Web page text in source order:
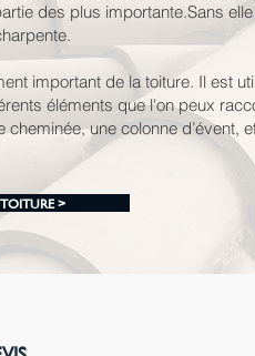
des plus importante.Sans
important de la toiture. Il est
éléments que l'on peux
cheminée, une colonne d’évent,
>